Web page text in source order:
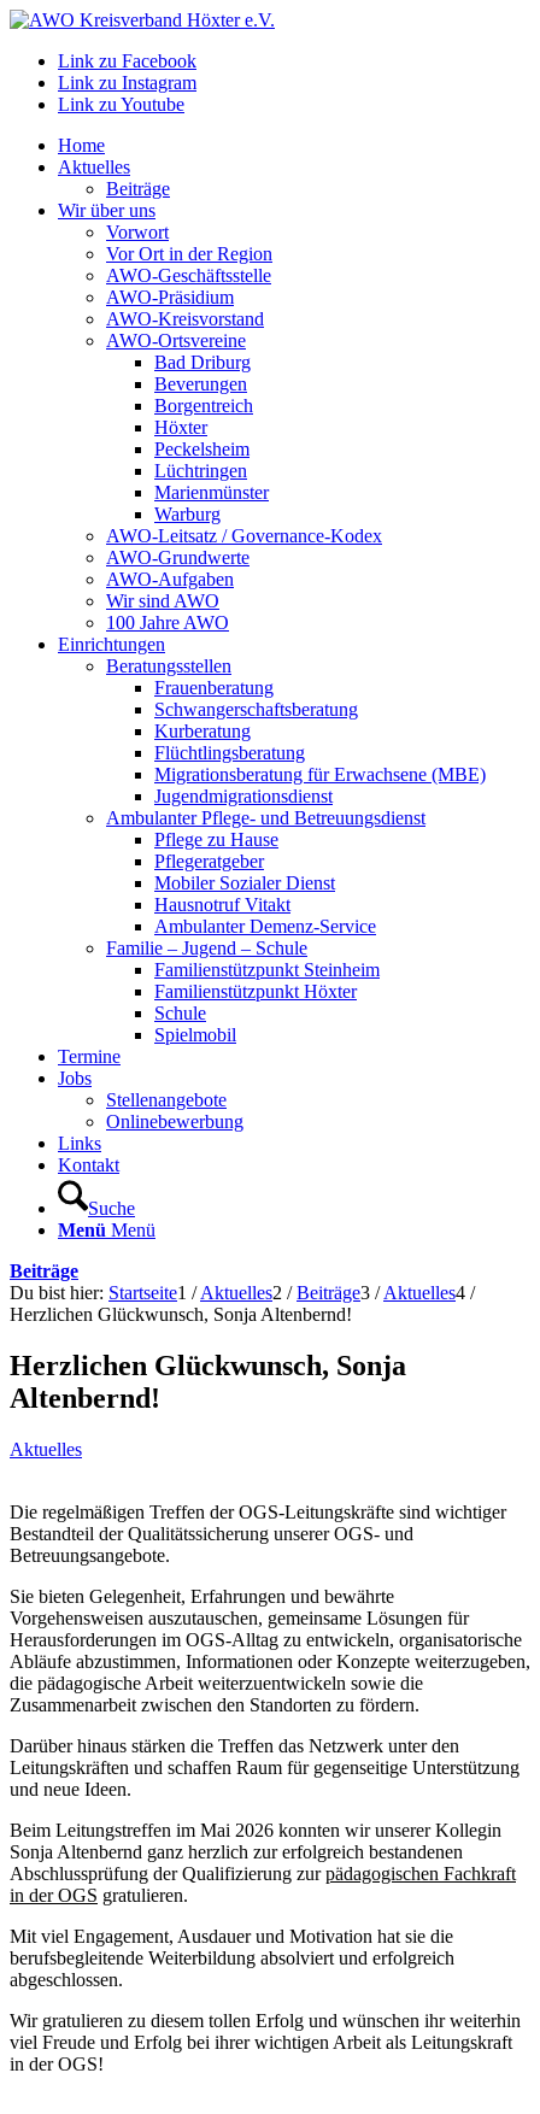
Link zu Facebook
Link zu Instagram
Link zu Youtube
Home
Aktuelles
Beiträge
Wir über uns
Vorwort
Vor Ort in der Region
AWO-Geschäftsstelle
AWO-Präsidium
AWO-Kreisvorstand
AWO-Ortsvereine
Bad Driburg
Beverungen
Borgentreich
Höxter
Peckelsheim
Lüchtringen
Marienmünster
Warburg
AWO-Leitsatz / Governance-Kodex
AWO-Grundwerte
AWO-Aufgaben
Wir sind AWO
100 Jahre AWO
Einrichtungen
Beratungsstellen
Frauenberatung
Schwangerschaftsberatung
Kurberatung
Flüchtlingsberatung
Migrationsberatung für Erwachsene (MBE)
Jugendmigrationsdienst
Ambulanter Pflege- und Betreuungsdienst
Pflege zu Hause
Pflegeratgeber
Mobiler Sozialer Dienst
Hausnotruf Vitakt
Ambulanter Demenz-Service
Familie – Jugend – Schule
Familienstützpunkt Steinheim
Familienstützpunkt Höxter
Schule
Spielmobil
Termine
Jobs
Stellenangebote
Onlinebewerbung
Links
Kontakt
Suche
Menü Menü
Beiträge
Du bist hier: Startseite1 / Aktuelles2 / Beiträge3 / Aktuelles4 /
Herzlichen Glückwunsch, Sonja Altenbernd!
Herzlichen Glückwunsch, Sonja
Altenbernd!
Aktuelles
Die regelmäßigen Treffen der OGS-Leitungskräfte sind wichtiger
Bestandteil der Qualitätssicherung unserer OGS- und
Betreuungsangebote.
Sie bieten Gelegenheit, Erfahrungen und bewährte
Vorgehensweisen auszutauschen, gemeinsame Lösungen für
Herausforderungen im OGS-Alltag zu entwickeln, organisatorische
Abläufe abzustimmen, Informationen oder Konzepte weiterzugeben,
die pädagogische Arbeit weiterzuentwickeln sowie die
Zusammenarbeit zwischen den Standorten zu fördern.
Darüber hinaus stärken die Treffen das Netzwerk unter den
Leitungskräften und schaffen Raum für gegenseitige Unterstützung
und neue Ideen.
Beim Leitungstreffen im Mai 2026 konnten wir unserer Kollegin
Sonja Altenbernd ganz herzlich zur erfolgreich bestandenen
Abschlussprüfung der Qualifizierung zurpädagogischen Fachkraft
in der OGS gratulieren.
Mit viel Engagement, Ausdauer und Motivation hat sie die
berufsbegleitende Weiterbildung absolviert und erfolgreich
abgeschlossen.
Wir gratulieren zu diesem tollen Erfolg und wünschen ihr weiterhin
viel Freude und Erfolg bei ihrer wichtigen Arbeit als Leitungskraft
in der OGS!